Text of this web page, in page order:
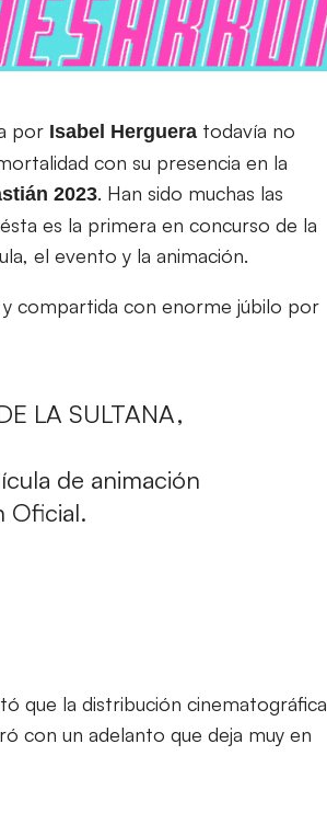
por Isabel Herguera todavía no
con su presencia en la
2023. Han sido muchas las
es la primera en concurso de la
el evento y la animación.
compartida con enorme júbilo por
LA SULTANA,
de animación
Oficial.
que la distribución cinematográfica
con un adelanto que deja muy en